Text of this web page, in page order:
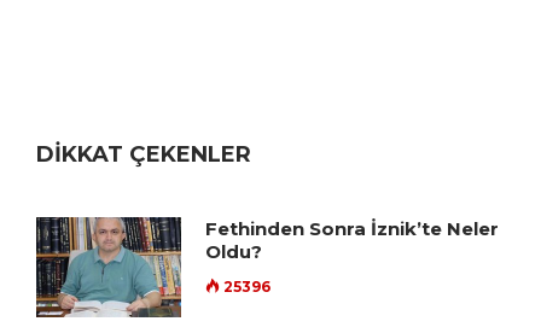
DİKKAT ÇEKENLER
Fethinden Sonra İznik’te Neler
Oldu?
25396